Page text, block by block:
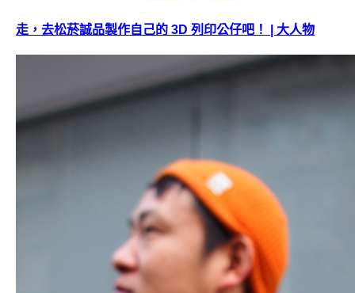
走，去松菸誠品製作自己的 3D 列印公仔吧！ | 大人物